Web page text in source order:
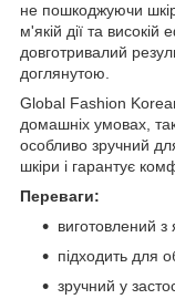
не пошкоджуючи
м'якій дії та високій
довготривалий
доглянутою.
Global Fashion
домашніх умовах,
особливо зручний
шкіри і гарантує
Переваги:
виготовлений з
підходить для
зручний у